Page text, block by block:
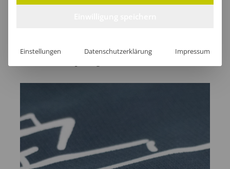
Kundenprojekte
Einstellungen Datenschutzerklärung Impressum